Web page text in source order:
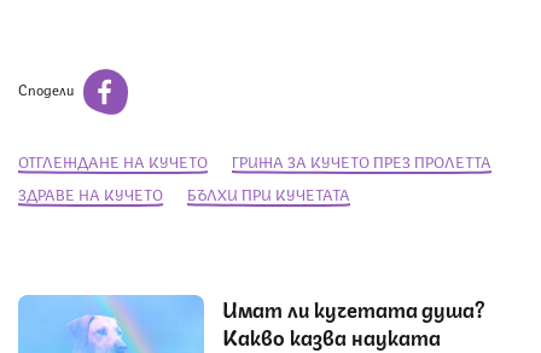
Сподели
ОТГЛЕЖДАНЕ НА КУЧЕТО
ГРИЖА ЗА КУЧЕТО ПРЕЗ ПРОЛЕТТА
ЗДРАВЕ НА КУЧЕТО
БЪЛХИ ПРИ КУЧЕТАТА
Имат ли кучетата душа?
Какво казва науката